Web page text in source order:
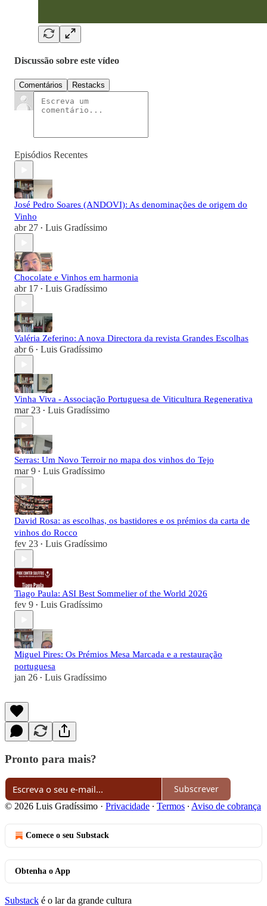
Discussão sobre este vídeo
Comentários Restacks
Episódios Recentes
José Pedro Soares (ANDOVI): As denominações de origem do
Vinho
abr 27 • Luis Gradíssimo
Chocolate e Vinhos em harmonia
abr 17 • Luis Gradíssimo
Valéria Zeferino: A nova Directora da revista Grandes Escolhas
abr 6 • Luis Gradíssimo
Vinha Viva - Associação Portuguesa de Viticultura Regenerativa
mar 23 • Luis Gradíssimo
Serras: Um Novo Terroir no mapa dos vinhos do Tejo
mar 9 • Luis Gradíssimo
David Rosa: as escolhas, os bastidores e os prémios da carta de
vinhos do Rocco
fev 23 • Luis Gradíssimo
Tiago Paula: ASI Best Sommelier of the World 2026
fev 9 • Luis Gradíssimo
Miguel Pires: Os Prémios Mesa Marcada e a restauração
portuguesa
jan 26 • Luis Gradíssimo
Pronto para mais?
Subscrever
© 2026 Luis Gradíssimo · Privacidade ∙ Termos ∙ Aviso de cobrança
Comece o seu Substack
Obtenha o App
Substack é o lar da grande cultura